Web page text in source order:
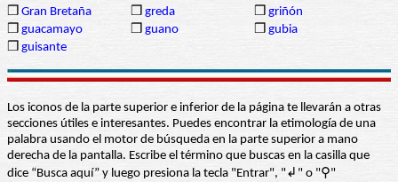
❒ Gran Bretaña ❒ greda ❒ griñón
❒ guacamayo ❒ guano ❒ gubia
❒ guisante
Los iconos de la parte superior e inferior de la página te llevarán a otras
secciones útiles e interesantes. Puedes encontrar la etimología de una
palabra usando el motor de búsqueda en la parte superior a mano
derecha de la pantalla. Escribe el término que buscas en la casilla que
dice “Busca aquí” y luego presiona la tecla "Entrar", "↲" o "⚲"